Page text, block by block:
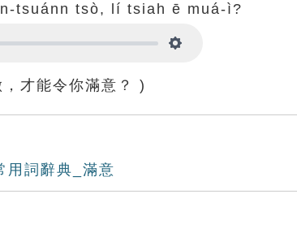
tsuánn tsò, lí tsiah ē muá-ì?
才能令你滿意？ )
用詞辭典_滿意